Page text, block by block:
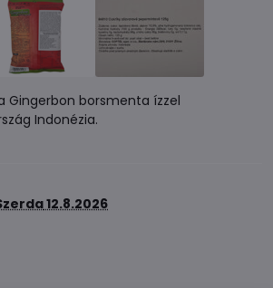
Gingerbon borsmenta ízzel
Indonézia.
12.8.2026